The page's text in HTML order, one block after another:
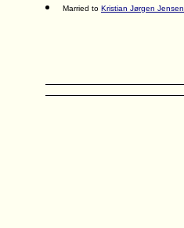
Married to Kristian Jørgen Jensen